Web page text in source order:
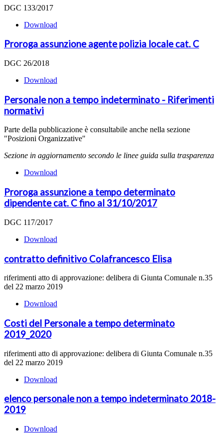
DGC 133/2017
Download
Proroga assunzione agente polizia locale cat. C
DGC 26/2018
Download
Personale non a tempo indeterminato - Riferimenti
normativi
Parte della pubblicazione è consultabile anche nella sezione
"Posizioni Organizzative"
Sezione in aggiornamento secondo le linee guida sulla trasparenza
Download
Proroga assunzione a tempo determinato
dipendente cat. C fino al 31/10/2017
DGC 117/2017
Download
contratto definitivo Colafrancesco Elisa
riferimenti atto di approvazione: delibera di Giunta Comunale n.35
del 22 marzo 2019
Download
Costi del Personale a tempo determinato
2019_2020
riferimenti atto di approvazione: delibera di Giunta Comunale n.35
del 22 marzo 2019
Download
elenco personale non a tempo indeterminato 2018-
2019
Download